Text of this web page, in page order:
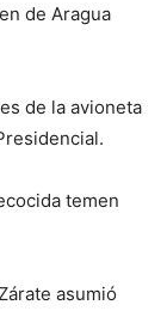
de Aragua
de la avioneta
temen
asumió